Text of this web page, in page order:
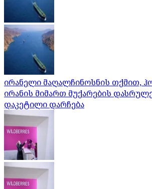
ირანელი მაღალჩინოსნის თქმით,
ირანის მიმართ მუქარების
დაკეტილი დარჩება